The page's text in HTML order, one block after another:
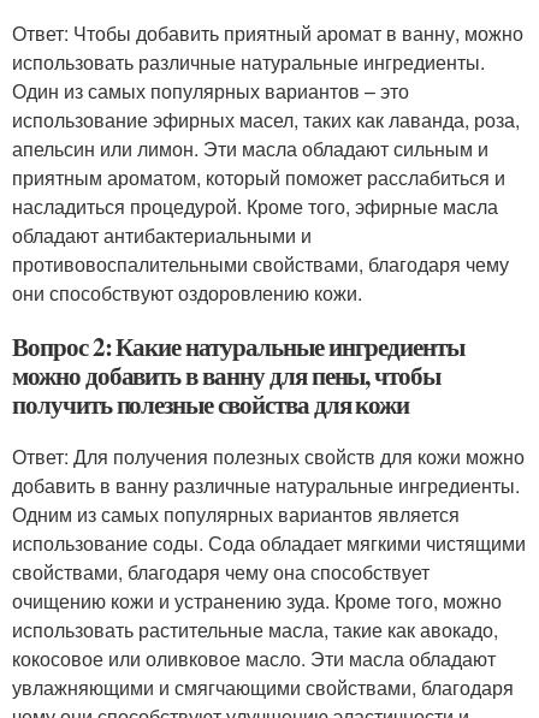
Ответ: Чтобы добавить приятный аромат в ванну, можно
использовать различные натуральные ингредиенты.
Один из самых популярных вариантов – это
использование эфирных масел, таких как лаванда, роза,
апельсин или лимон. Эти масла обладают сильным и
приятным ароматом, который поможет расслабиться и
насладиться процедурой. Кроме того, эфирные масла
обладают антибактериальными и
противовоспалительными свойствами, благодаря чему
они способствуют оздоровлению кожи.
Вопрос 2: Какие натуральные ингредиенты
можно добавить в ванну для пены, чтобы
получить полезные свойства для кожи
Ответ: Для получения полезных свойств для кожи можно
добавить в ванну различные натуральные ингредиенты.
Одним из самых популярных вариантов является
использование соды. Сода обладает мягкими чистящими
свойствами, благодаря чему она способствует
очищению кожи и устранению зуда. Кроме того, можно
использовать растительные масла, такие как авокадо,
кокосовое или оливковое масло. Эти масла обладают
увлажняющими и смягчающими свойствами, благодаря